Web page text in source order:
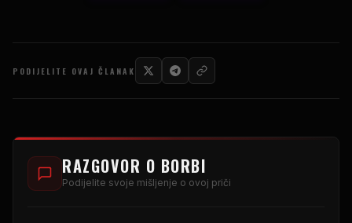
PODIJELITE OVAJ ČLANAK
RAZGOVOR O BORBI
Podijelite svoje mišljenje o ovoj priči